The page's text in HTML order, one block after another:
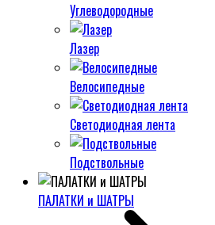
Углеводородные
Лазер
Велосипедные
Светодиодная лента
Подствольные
ПАЛАТКИ и ШАТРЫ